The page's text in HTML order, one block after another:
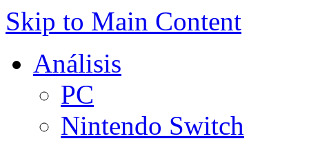
Skip to Main Content
Análisis
PC
Nintendo Switch